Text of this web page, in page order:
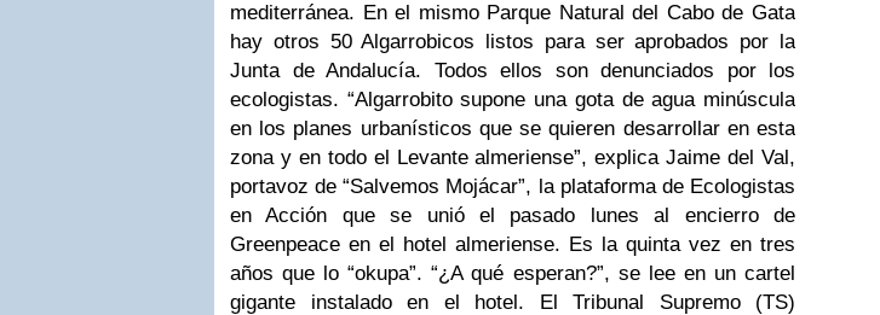
mediterránea. En el mismo Parque Natural del Cabo de Gata
hay otros 50 Algarrobicos listos para ser aprobados por la
Junta de Andalucía. Todos ellos son denunciados por los
ecologistas. “Algarrobito supone una gota de agua minúscula
en los planes urbanísticos que se quieren desarrollar en esta
zona y en todo el Levante almeriense”, explica Jaime del Val,
portavoz de “Salvemos Mojácar”, la plataforma de Ecologistas
en Acción que se unió el pasado lunes al encierro de
Greenpeace en el hotel almeriense. Es la quinta vez en tres
años que lo “okupa”. “¿A qué esperan?”, se lee en un cartel
gigante instalado en el hotel. El Tribunal Supremo (TS)